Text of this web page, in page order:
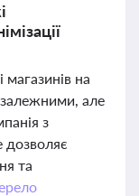
на
але
з
дозволяє
та